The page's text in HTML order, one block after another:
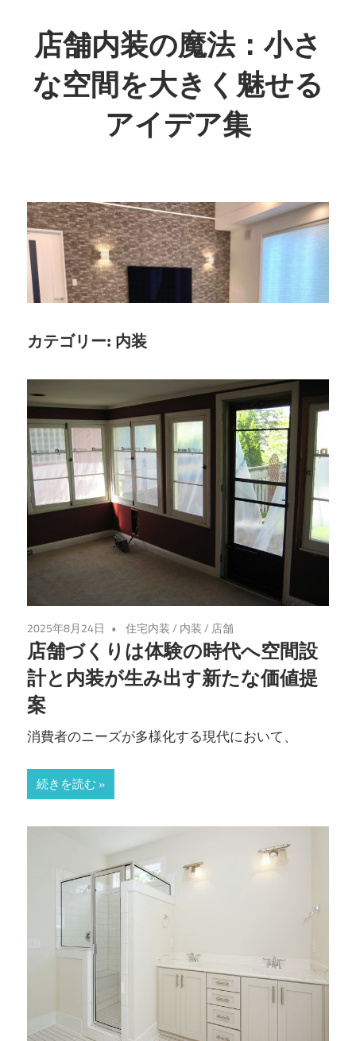
ン
テ
ン
プ
店舗内装の魔法：小さ
な空間を大きく魅せる
アイデア集
空
間
も
魅
力
に
身！
夢
の
店
作
り
ヒ
こ
こ
に
カテゴリー: 内装
2025年8月24日 住宅内装/ 内装/ 店舗
店舗づくりは体験の時代へ空間設
計と内装が生み出す新たな価値提
案
消費者のニーズが多様化する現代において、
続きを読む